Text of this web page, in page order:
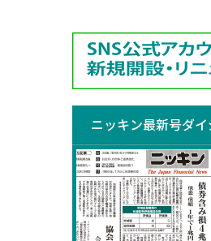
ニッキン最新号ダ